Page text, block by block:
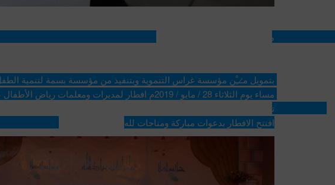
مؤسسة بسمةلتنمية الطفل والمرأة تقيم افطار لمديرات ومعلمات الروضات
تريم وضواحيها
افتتح الافطار بدعوات مباركة ومناجات لله